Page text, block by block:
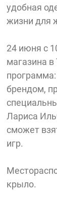
удобная
жизни для
24 июня с
магазина
брендом,
Лариса
сможет
игр.
крыло.